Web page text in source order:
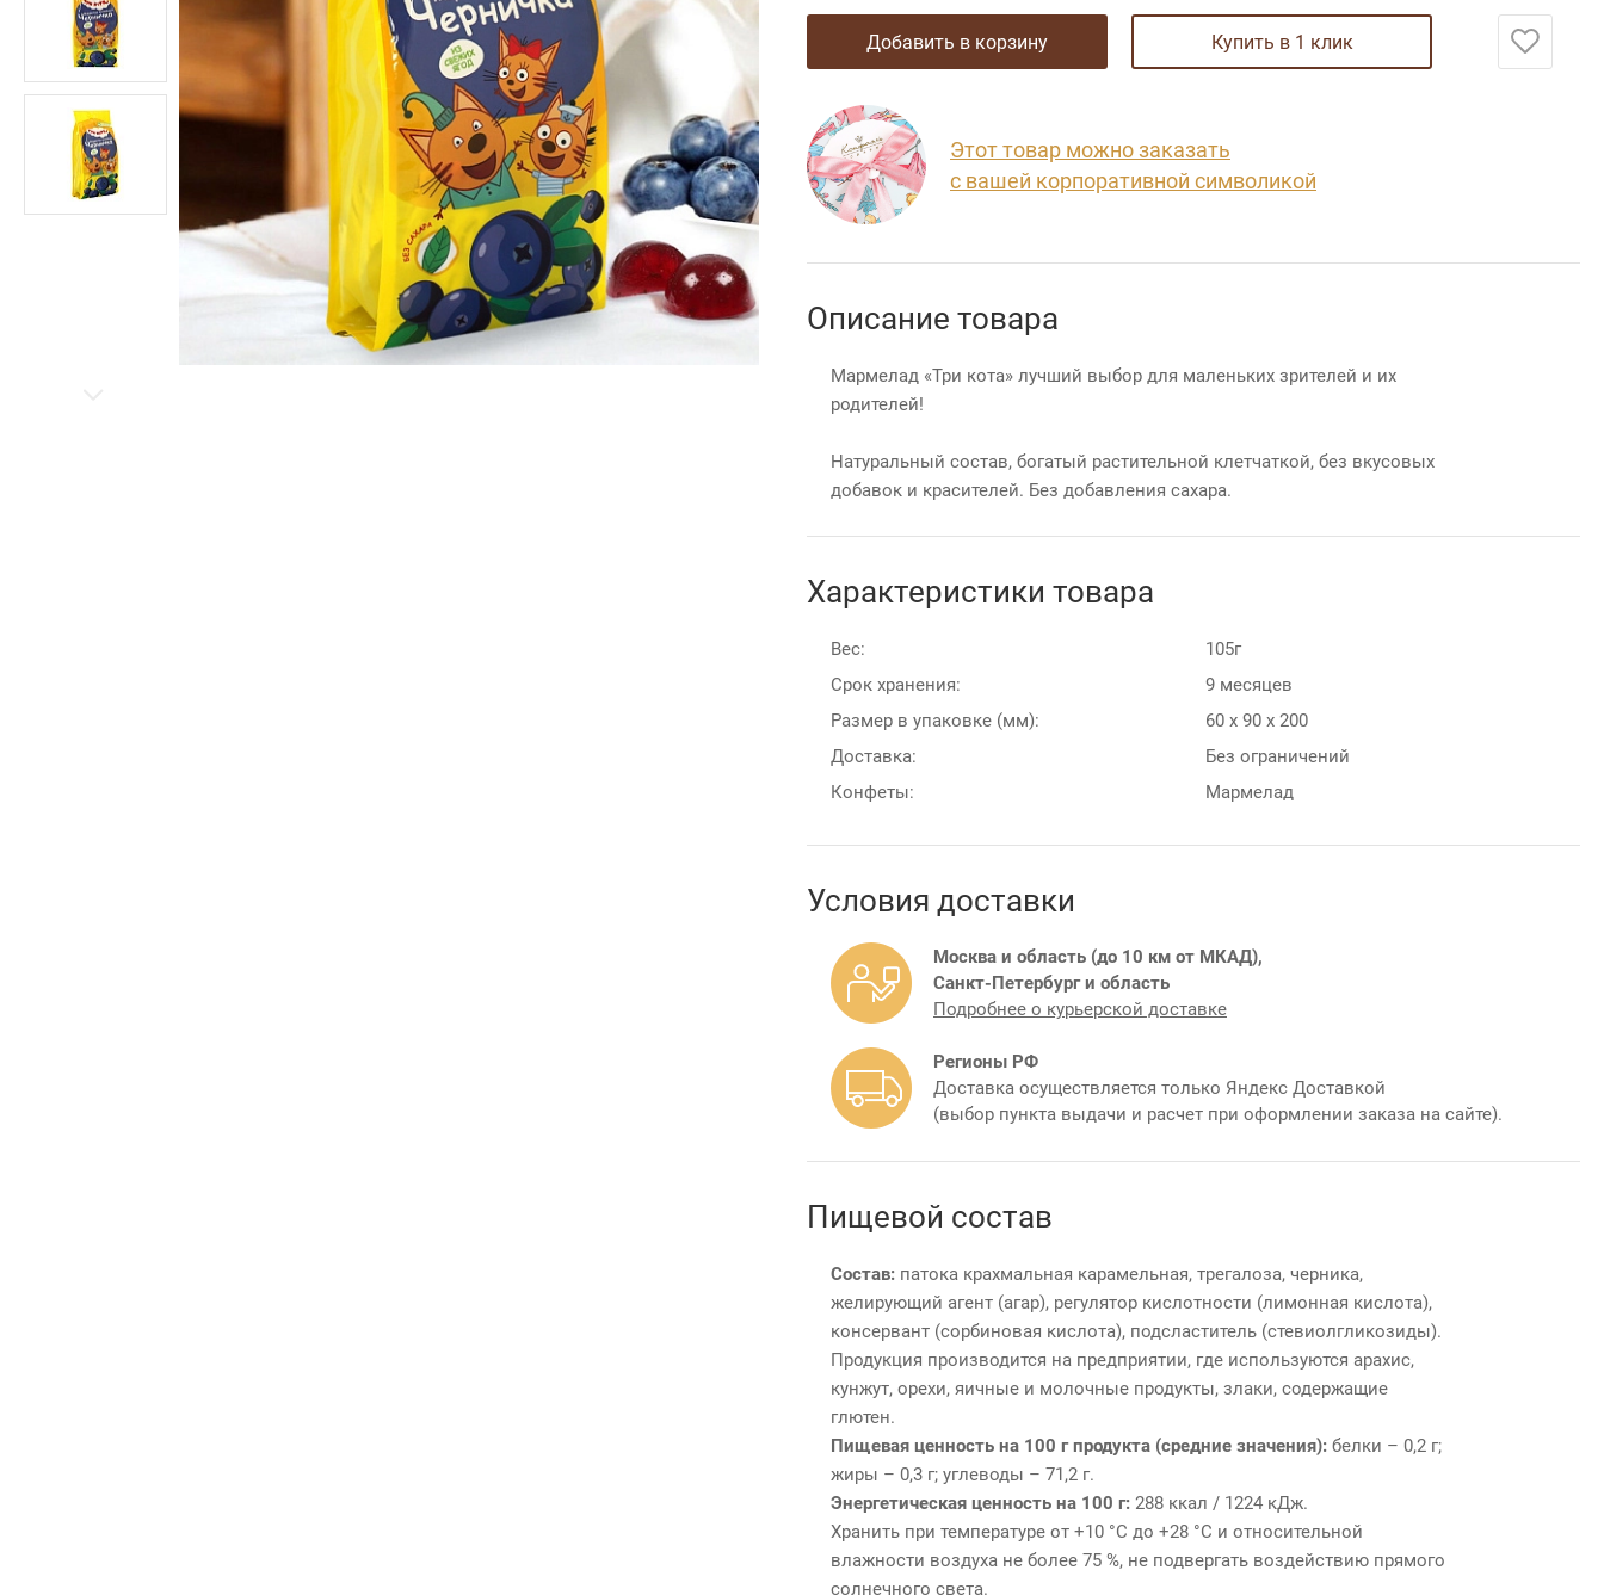
добавить в корзину купить в 1 клик
Этот товар можно заказать
с вашей корпоративной символикой
Описание товара
Мармелад «Три кота» лучший выбор для маленьких зрителей и их
родителей!
Натуральный состав, богатый растительной клетчаткой, без вкусовых
добавок и красителей. Без добавления сахара.
Характеристики товара
Вес:
105г
Срок хранения:
9 месяцев
Размер в упаковке (мм):
60 х 90 х 200
Доставка:
Без ограничений
Конфеты:
Мармелад
Условия доставки
Москва и область (до 10 км от МКАД),
Санкт-Петербург и область
Подробнее о курьерской доставке
Регионы РФ
Доставка осуществляется только Яндекс Доставкой
(выбор пункта выдачи и расчет при оформлении заказа на сайте).
Пищевой состав
Состав: патока крахмальная карамельная, трегалоза, черника,
желирующий агент (агар), регулятор кислотности (лимонная кислота),
консервант (сорбиновая кислота), подсластитель (стевиолгликозиды).
Продукция производится на предприятии, где используются арахис,
кунжут, орехи, яичные и молочные продукты, злаки, содержащие
глютен.
Пищевая ценность на 100 г продукта (средние значения): белки – 0,2 г;
жиры – 0,3 г; углеводы – 71,2 г.
Энергетическая ценность на 100 г: 288 ккал / 1224 кДж.
Хранить при температуре от +10 °С до +28 °С и относительной
влажности воздуха не более 75 %, не подвергать воздействию прямого
солнечного света.